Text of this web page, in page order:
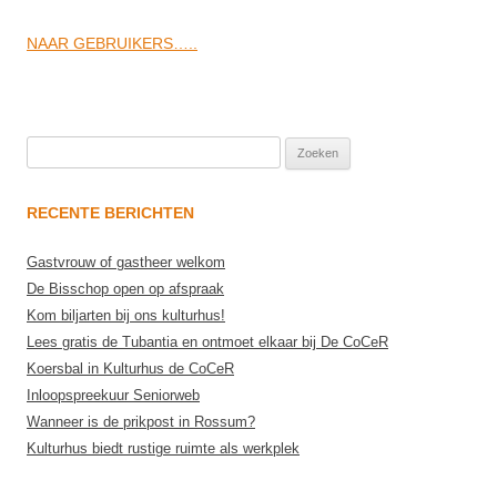
NAAR GEBRUIKERS…..
naar:
RECENTE BERICHTEN
Gastvrouw of gastheer welkom
De Bisschop open op afspraak
Kom biljarten bij ons kulturhus!
Lees gratis de Tubantia en ontmoet elkaar bij De CoCeR
Koersbal in Kulturhus de CoCeR
Inloopspreekuur Seniorweb
Wanneer is de prikpost in Rossum?
Kulturhus biedt rustige ruimte als werkplek